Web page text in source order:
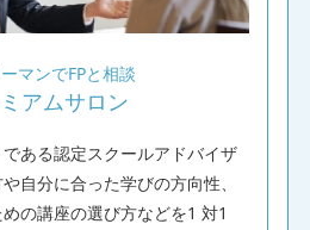
マンでFPと相談
アムサロン
ある認定スクールアドバイザ
自分に合った学びの方向性、
の講座の選び方などを1 対1